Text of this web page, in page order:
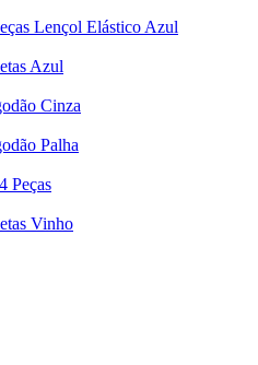
Lençol Elástico Azul
Azul
Cinza
Palha
Peças
Vinho